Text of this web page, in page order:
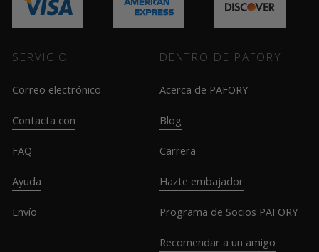
SERVICIO
Correo electrónico
Contacta con
FAQ
Ayuda
Envío
DENTRO DE PAFORY
Acerca de PAFORY
Blog
Carrera
Hazte embajador
Programa de Socios PAFORY
Recomendar a un amigo